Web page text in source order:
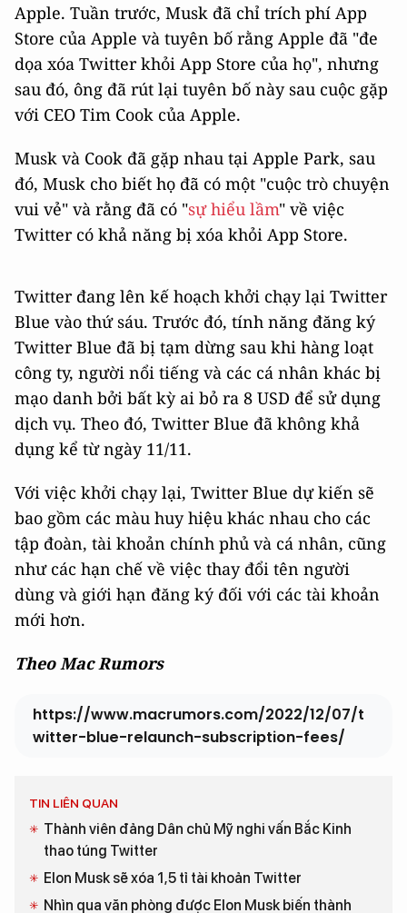
Apple. Tuần trước, Musk đã chỉ trích phí App
Store của Apple và tuyên bố rằng Apple đã "đe
dọa xóa Twitter khỏi ‌App Store‌ của họ", nhưng
sau đó, ông đã rút lại tuyên bố này sau cuộc gặp
với CEO Tim Cook của Apple.
Musk và Cook đã gặp nhau tại Apple Park, sau
đó, Musk cho biết họ đã có một "cuộc trò chuyện
vui vẻ" và rằng đã có "sự hiểu lầm" về việc
Twitter có khả năng bị xóa khỏi ‌App Store‌.
Twitter đang lên kế hoạch khởi chạy lại Twitter
Blue vào thứ sáu. Trước đó, tính năng đăng ký
Twitter Blue đã bị tạm dừng sau khi hàng loạt
công ty, người nổi tiếng và các cá nhân khác bị
mạo danh bởi bất kỳ ai bỏ ra 8 USD để sử dụng
dịch vụ. Theo đó, Twitter Blue đã không khả
dụng kể từ ngày 11/11.
Với việc khởi chạy lại, Twitter Blue dự kiến sẽ
bao gồm các màu huy hiệu khác nhau cho các
tập đoàn, tài khoản chính phủ và cá nhân, cũng
như các hạn chế về việc thay đổi tên người
dùng và giới hạn đăng ký đối với các tài khoản
mới hơn.
Theo Mac Rumors
https://www.macrumors.com/2022/12/07/t
witter-blue-relaunch-subscription-fees/
TIN LIÊN QUAN
Thành viên đảng Dân chủ Mỹ nghi vấn Bắc Kinh
thao túng Twitter
Elon Musk sẽ xóa 1,5 tỉ tài khoản Twitter
Nhìn qua văn phòng được Elon Musk biến thành